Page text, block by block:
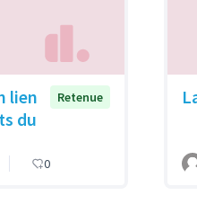
lien
du
Retenue
0